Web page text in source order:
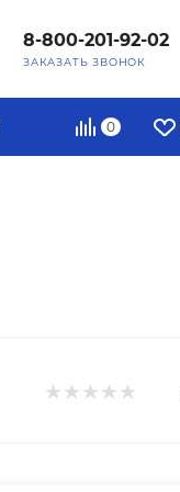
8-800-201-92-02
ЗАКАЗАТЬ ЗВОНОК
0